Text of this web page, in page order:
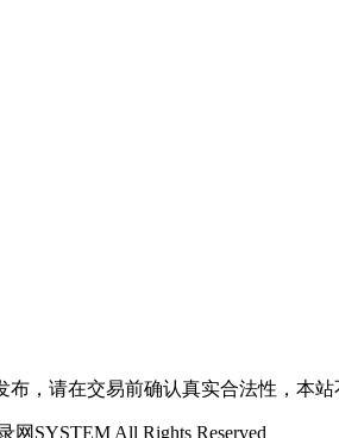
布，请在交易前确认真实合法性，本
网SYSTEM All Rights Reserved